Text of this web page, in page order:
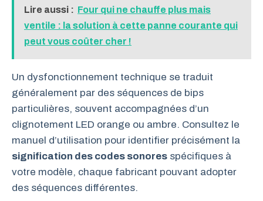
Lire aussi : Four qui ne chauffe plus mais
ventile : la solution à cette panne courante qui
peut vous coûter cher !
Un dysfonctionnement technique se traduit
généralement par des séquences de bips
particulières, souvent accompagnées d’un
clignotement LED orange ou ambre. Consultez le
manuel d’utilisation pour identifier précisément la
signification des codes sonores spécifiques à
votre modèle, chaque fabricant pouvant adopter
des séquences différentes.